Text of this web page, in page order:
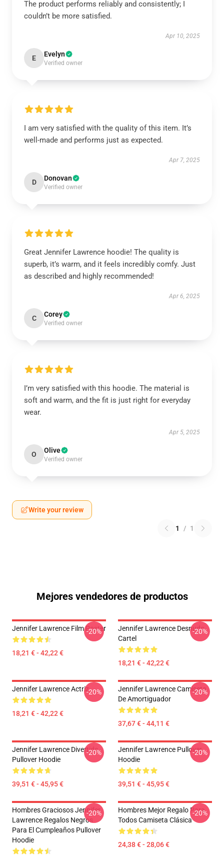
The product performs reliably and consistently; I
couldn’t be more satisfied.
Apr 10, 2025
E Evelyn
Verified owner
I am very satisfied with the quality of this item. It’s
well-made and performs just as expected.
Apr 7, 2025
D Donovan
Verified owner
Great Jennifer Lawrence hoodie! The quality is
superb, it’s warm, and it feels incredibly comfy. Just
as described and highly recommended!
Apr 6, 2025
C Corey
Verified owner
I’m very satisfied with this hoodie. The material is
soft and warm, and the fit is just right for everyday
wear.
Apr 5, 2025
O Olive
Verified owner
Write your review
1 / 1
Mejores vendedores de productos
Jennifer Lawrence Film Poster
18,21 € - 42,22 €
-20%
Jennifer Lawrence Desnudo
Cartel
18,21 € - 42,22 €
-20%
Jennifer Lawrence Actriz
18,21 € - 42,22 €
-20%
Jennifer Lawrence Camiseta
De Amortiguador
37,67 € - 44,11 €
-20%
Jennifer Lawrence Divertido
Pullover Hoodie
39,51 € - 45,95 €
-20%
Jennifer Lawrence Pullover
Hoodie
39,51 € - 45,95 €
-20%
Hombres Graciosos Jennifer
Lawrence Regalos Negros
Para El Cumpleaños Pullover
Hoodie
-20%
Hombres Mejor Regalo Para
Todos Camiseta Clásica
24,38 € - 28,06 €
-20%